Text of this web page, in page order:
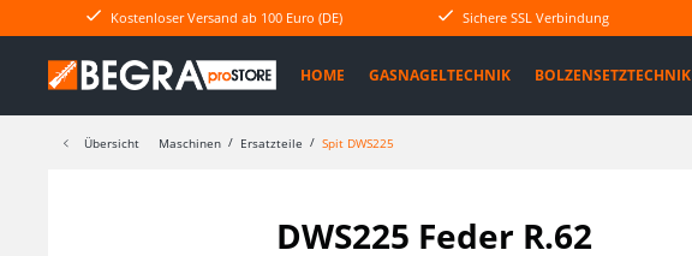
Kostenloser Versand ab 100 Euro (DE) Sichere SSL Verbindung
HOME GASNAGELTECHNIK BOLZENSETZTECHNIK
Übersicht Maschinen Ersatzteile Spit DWS225
DWS225 Feder R.62